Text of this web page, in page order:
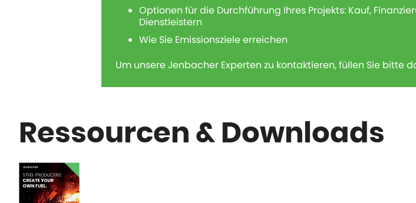
Optionen für die Durchführung Ihres Projekts: Kauf,
Dienstleistern
Wie Sie Emissionsziele erreichen
Um unsere Jenbacher Experten zu kontaktieren, füllen Sie bitte
Ressourcen & Downloads